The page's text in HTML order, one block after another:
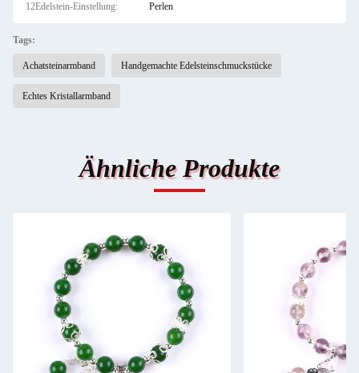
12Edelstein-Einstellung: Perlen
Tags:
Achatsteinarmband Handgemachte Edelsteinschmuckstücke
Echtes Kristallarmband
Ähnliche Produkte